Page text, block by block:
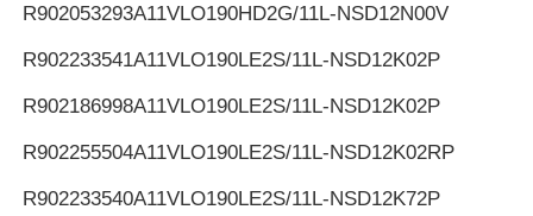
R902053293A11VLO190HD2G/11L-NSD12N00V
R902233541A11VLO190LE2S/11L-NSD12K02P
R902186998A11VLO190LE2S/11L-NSD12K02P
R902255504A11VLO190LE2S/11L-NSD12K02RP
R902233540A11VLO190LE2S/11L-NSD12K72P